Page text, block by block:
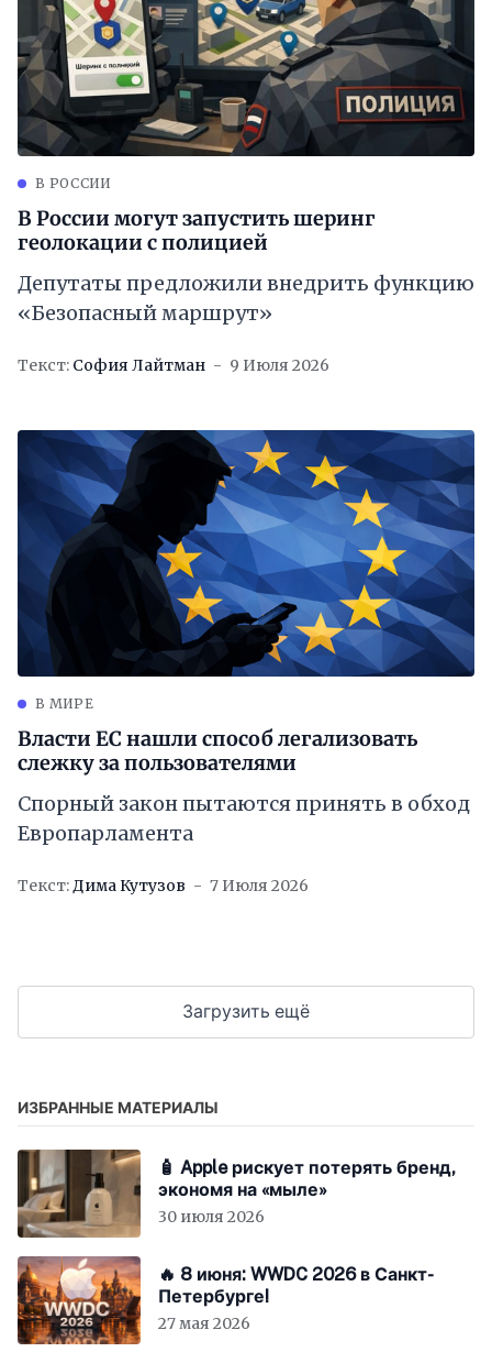
В РОССИИ
В России могут запустить шеринг
геолокации с полицией
Депутаты предложили внедрить функцию
«Безопасный маршрут»
Текст: София Лайтман 9 Июля 2026
В МИРЕ
Власти ЕС нашли способ легализовать
слежку за пользователями
Спорный закон пытаются принять в обход
Европарламента
Текст:Дима Кутузов 7 Июля 2026
Загрузить ещё
ИЗБРАННЫЕ МАТЕРИАЛЫ
🧴 Apple рискует потерять бренд,
экономя на «мыле»
30 июля 2026
🔥 8 июня: WWDC 2026 в Санкт-
Петербурге!
27 мая 2026